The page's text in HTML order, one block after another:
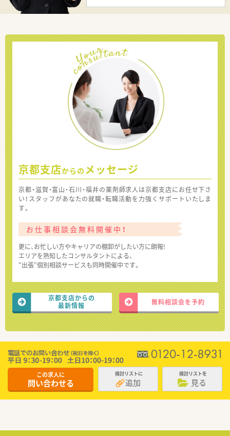
京都支店からの メッセージ
京都・滋賀・富山・石川・福井の薬剤師求人は京都支店にお任せ下さ
い！スタッフがあなたの就職・転職活動を力強くサポートいたしま
す。
お仕事相談会無料開催中！
更に、お忙しい方やキャリアの棚卸がしたい方に朗報!
エリアを熟知したコンサルタントによる、
“出張”個別相談サービスも同時開催中です。
京都支店からの
最新情報
無料相談会を予約
この求人に
問い合わせる
検討リストに
追加
検討リストを
見る